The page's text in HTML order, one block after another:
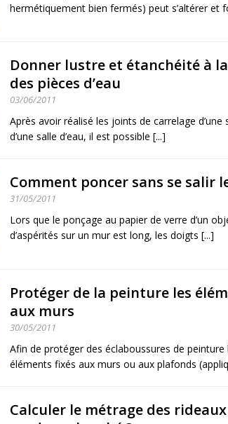
hermétiquement bien fermés) peut s’altérer et
Donner lustre et étanchéité à
des pièces d’eau
03/06/2011
Après avoir réalisé les joints de carrelage d’une
d’une salle d’eau, il est possible [...]
Comment poncer sans se salir
31/05/2011
Lors que le ponçage au papier de verre d’un
d’aspérités sur un mur est long, les doigts [...]
Protéger de la peinture les
aux murs
30/05/2011
Afin de protéger des éclaboussures de peinture
éléments fixés aux murs ou aux plafonds
Calculer le métrage des